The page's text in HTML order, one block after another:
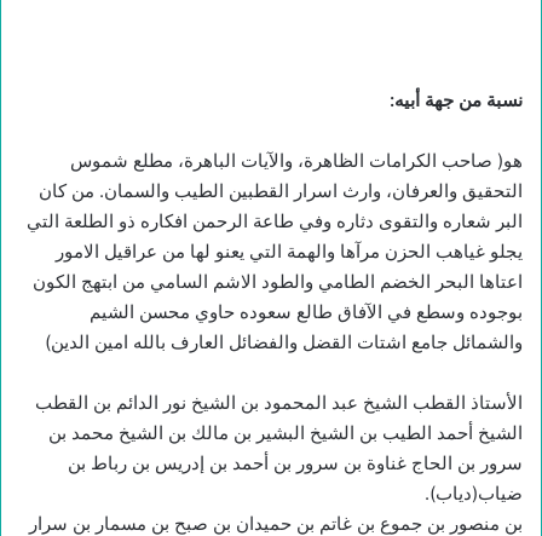
نسبة من جهة أبيه:
هو( صاحب الكرامات الظاهرة، والآيات الباهرة، مطلع شموس
التحقيق والعرفان، وارث اسرار القطبين الطيب والسمان. من كان
البر شعاره والتقوى دثاره وفي طاعة الرحمن افكاره ذو الطلعة التي
يجلو غياهب الحزن مرآها والهمة التي يعنو لها من عراقيل الامور
اعتاها البحر الخضم الطامي والطود الاشم السامي من ابتهج الكون
بوجوده وسطع في الآفاق طالع سعوده حاوي محسن الشيم
والشمائل جامع اشتات القضل والفضائل العارف بالله امين الدين)
الأستاذ القطب الشيخ عبد المحمود بن الشيخ نور الدائم بن القطب
الشيخ أحمد الطيب بن الشيخ البشير بن مالك بن الشيخ محمد بن
سرور بن الحاج غناوة بن سرور بن أحمد بن إدريس بن رباط بن
ضياب(دياب).
بن منصور بن جموع بن غاتم بن حميدان بن صبح بن مسمار بن سرار